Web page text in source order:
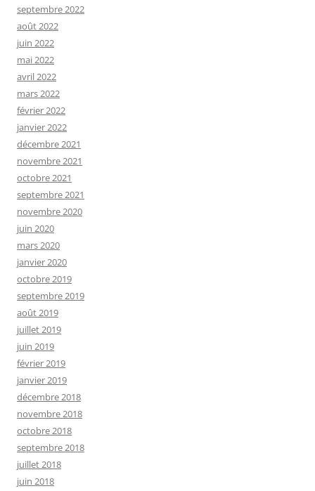
septembre 2022
août 2022
juin 2022
mai 2022
avril 2022
mars 2022
février 2022
janvier 2022
décembre 2021
novembre 2021
octobre 2021
septembre 2021
novembre 2020
juin 2020
mars 2020
janvier 2020
octobre 2019
septembre 2019
août 2019
juillet 2019
juin 2019
février 2019
janvier 2019
décembre 2018
novembre 2018
octobre 2018
septembre 2018
juillet 2018
juin 2018